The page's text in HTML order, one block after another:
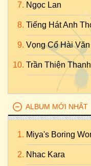
Ngọc Lan
Tiếng Hát Anh
Vọng Cổ Hài
Trần Thiện Thanh
ALBUM MỚI NHẤT
Miya's Boring
Nhac Kara